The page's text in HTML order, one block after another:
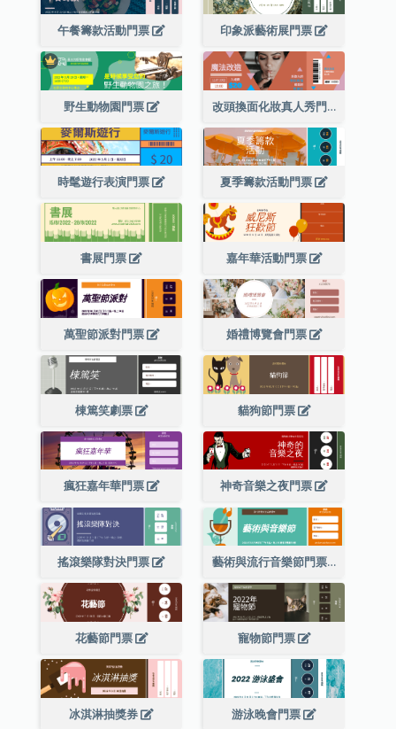
午餐籌款活動門票 印象派藝術展門票
野生動物園門票 改頭換面化妝真人秀門票
時髦遊行表演門票 夏季籌款活動門票
書展門票 嘉年華活動門票
萬聖節派對門票 婚禮博覽會門票
棟篤笑劇票 貓狗節門票
瘋狂嘉年華門票 神奇音樂之夜門票
搖滾樂隊對決門票 藝術與流行音樂節門票
花藝節門票 寵物節門票
冰淇淋抽獎券 游泳晚會門票